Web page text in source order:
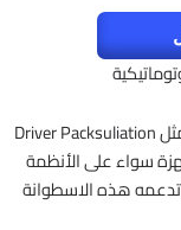
ورغم أن هذه الاسطوانة لم تحظى بشهرة عالية مثل Driver Packsuliation
سواء على الأنظمة
بما فى ذلك ويندوز 10 والذى تدعمه هذه الاسطوانة